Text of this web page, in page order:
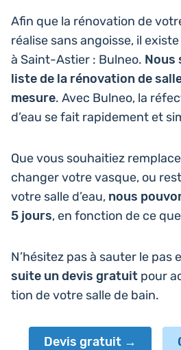
Afin que la réno­va­tion de
réalise sans angoisse, il
à Saint-Astier : Bulneo. Nous
liste de la réno­va­tion de
mesure. Avec Bulneo, la
d’eau se fait rapi­de­ment et
Que vous sou­hai­tiez
changer votre vasque, ou
votre salle d’eau, nous
5 jours, en fonc­tion de ce
N’hé­si­tez pas à sauter le pas
suite un devis gratuit pour
tion de votre salle de bain.
Devis gratuit